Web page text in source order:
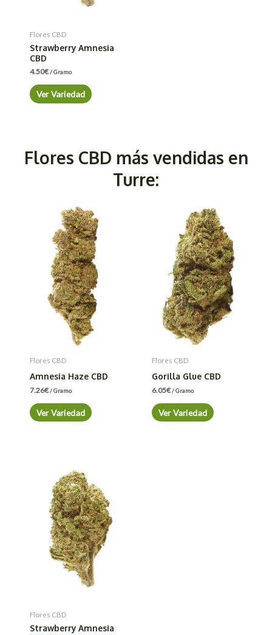
Flores CBD
Strawberry Amnesia
CBD
4.50€/ Gramo
Ver Variedad
Flores CBD más vendidas en
Turre:
Flores CBD
Amnesia Haze CBD
7.26€/ Gramo
Ver Variedad
Flores CBD
Gorilla Glue CBD
6.05€/ Gramo
Ver Variedad
Flores CBD
Strawberry Amnesia